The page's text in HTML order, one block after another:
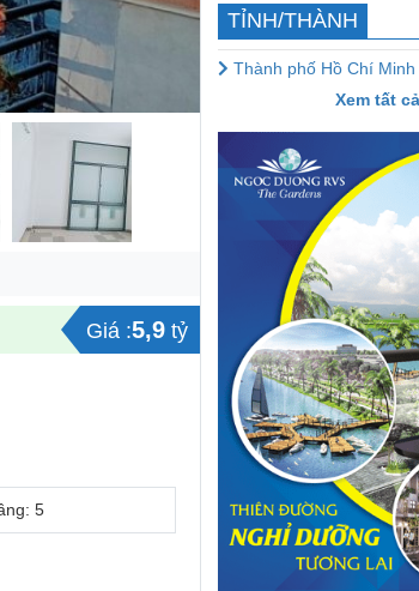
Giá :5,9 tỷ
5
TỈNH/THÀNH
Thành phố Hồ Chí Minh
Xem tất cả